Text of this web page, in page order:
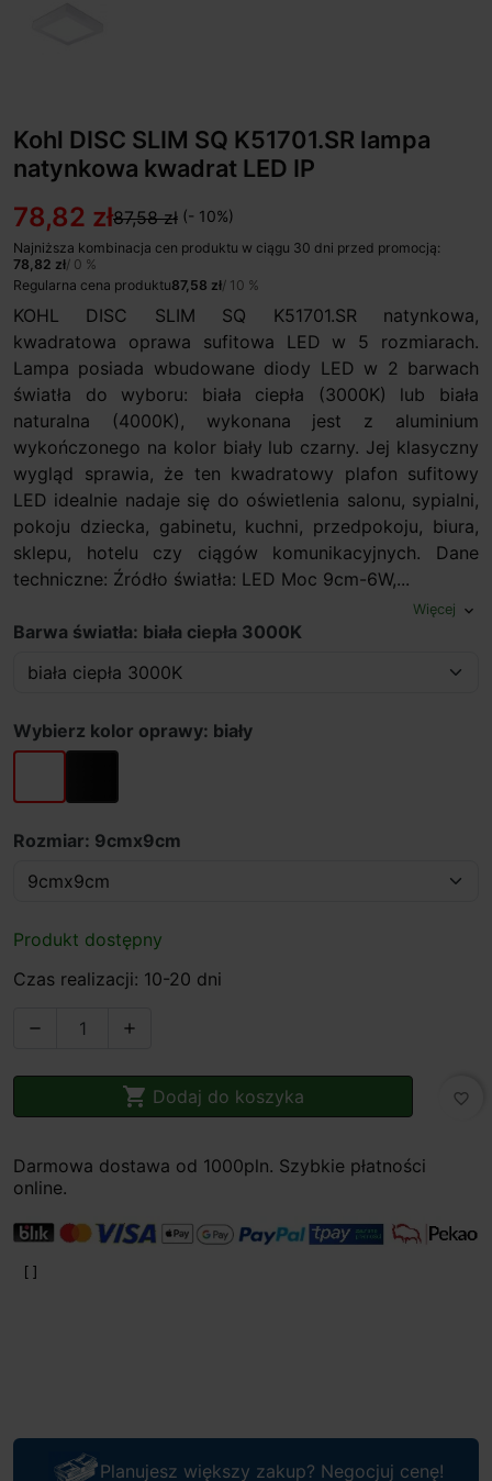
Kohl DISC SLIM SQ K51701.SR lampa
natynkowa kwadrat LED IP
78,82 zł87,58 zł (- 10%)
Najniższa kombinacja cen produktu w ciągu 30 dni przed promocją:
78,82 zł/ 0 %
Regularna cena produktu87,58 zł/ 10 %
KOHL DISC SLIM SQ K51701.SR natynkowa,
kwadratowa oprawa sufitowa LED w 5 rozmiarach.
Lampa posiada wbudowane diody LED w 2 barwach
światła do wyboru: biała ciepła (3000K) lub biała
naturalna (4000K), wykonana jest z aluminium
wykończonego na kolor biały lub czarny. Jej klasyczny
wygląd sprawia, że ten kwadratowy plafon sufitowy
LED idealnie nadaje się do oświetlenia salonu, sypialni,
pokoju dziecka, gabinetu, kuchni, przedpokoju, biura,
sklepu, hotelu czy ciągów komunikacyjnych. Dane
techniczne: Źródło światła: LED Moc 9cm-6W,...
Więcej expand_more
Barwa światła: biała ciepła 3000K
Wybierz kolor oprawy: biały
biały czarny
Rozmiar: 9cmx9cm
Produkt dostępny
Czas realizacji: 10-20 dni
 
 Dodaj do koszyka favorite_border
Darmowa dostawa od 1000pln. Szybkie płatności
online.
Planujesz większy zakup? Negocjuj cenę!